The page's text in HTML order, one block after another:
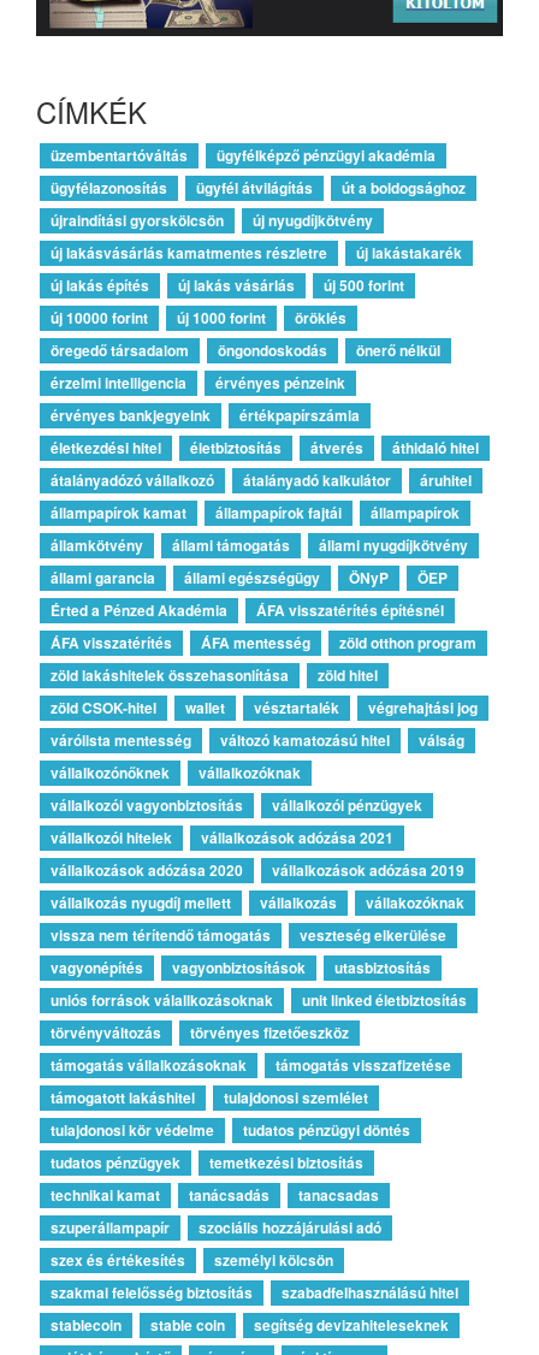
CÍMKÉK
üzembentartóváltás
ügyfélképző pénzügyi akadémia
ügyfélazonosítás
ügyfél átvilágítás
út a boldogsághoz
újraindítási gyorskölcsön
új nyugdíjkötvény
új lakásvásárlás kamatmentes részletre
új lakástakarék
új lakás építés
új lakás vásárlás
új 500 forint
új 10000 forint
új 1000 forint
öröklés
öregedő társadalom
öngondoskodás
önerő nélkül
érzelmi intelligencia
érvényes pénzeink
érvényes bankjegyeink
értékpapírszámla
életkezdési hitel
életbiztosítás átverés
áthidaló hitel
átalányadózó vállalkozó
átalányadó kalkulátor
áruhitel
állampapírok kamat
állampapírok fajtái
állampapírok
államkötvény
állami támogatás
állami nyugdíjkötvény
állami garancia
állami egészségügy ÖNyP
ÖEP
Érted a Pénzed Akadémia
ÁFA visszatérítés építésnél
ÁFA visszatérítés
ÁFA mentesség
zöld otthon program
zöld lakáshitelek összehasonlítása
zöld hitel
zöld CSOK-hitel
wallet vésztartalék
végrehajtási jog
várólista mentesség
változó kamatozású hitel
válság
vállalkozónőknek
vállalkozóknak
vállalkozói vagyonbiztosítás
vállalkozói pénzügyek
vállalkozói hitelek
vállalkozások adózása 2021
vállalkozások adózása 2020
vállalkozások adózása 2019
vállalkozás nyugdíj mellett
vállalkozás
vállakozóknak
vissza nem térítendő támogatás
veszteség elkerülése
vagyonépítés
vagyonbiztosítások
utasbiztosítás
uniós források válallkozásoknak
unit linked életbiztosítás
törvényváltozás
törvényes fizetőeszköz
támogatás vállalkozásoknak
támogatás visszafizetése
támogatott lakáshitel
tulajdonosi szemlélet
tulajdonosi kör védelme
tudatos pénzügyi döntés
tudatos pénzügyek
temetkezési biztosítás
technikai kamat
tanácsadás
tanacsadas
szuperállampapír
szociális hozzájárulási adó
szex és értékesítés
személyi kölcsön
szakmai felelősség biztosítás
szabadfelhasználású hitel
stablecoin
stable coin
segítség devizahiteleseknek